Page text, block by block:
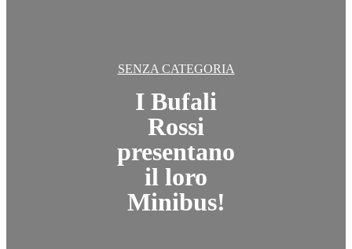
SENZA CATEGORIA
I Bufali
Rossi
presentano
il loro
Minibus!